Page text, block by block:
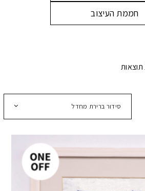
חממת העיצוב
סידור ברירת מחדל